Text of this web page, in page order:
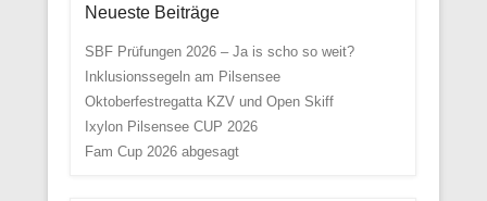
Neueste Beiträge
SBF Prüfungen 2026 – Ja is scho so weit?
Inklusionssegeln am Pilsensee
Oktoberfestregatta KZV und Open Skiff
Ixylon Pilsensee CUP 2026
Fam Cup 2026 abgesagt